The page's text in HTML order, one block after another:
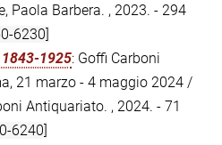
Paola Barbera. , 2023. - 294
6230]
1925: Goffi Carboni
21 marzo - 4 maggio 2024 /
Antiquariato. , 2024. - 71
6240]